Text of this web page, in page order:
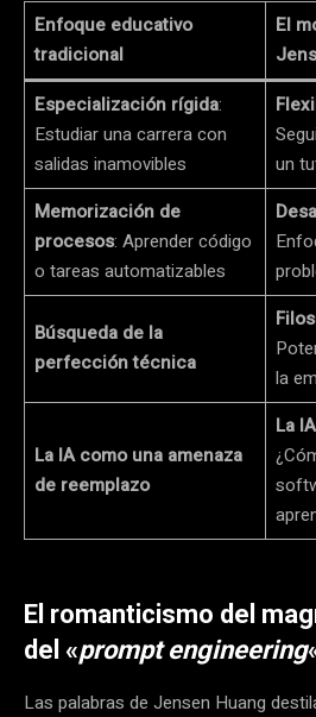
Enfoque educativo
tradicional
El
Especialización rígida:
Estudiar una carrera con
salidas inamovibles
un
Memorización de
procesos: Aprender código
o tareas automatizables
Búsqueda de la
perfección técnica
la
La IA como una amenaza
de reemplazo
La
El romanticismo del
del «prompt engineering
Las palabras de Jensen Huang